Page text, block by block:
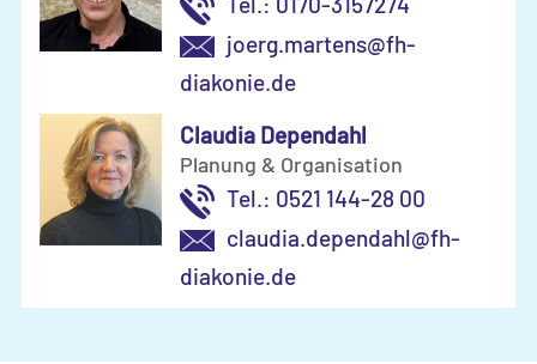
joerg.martens@fh-
diakonie.de
Claudia Dependahl
Planung & Organisation
Tel.: 0521 144-28 00
claudia.dependahl@fh-
diakonie.de